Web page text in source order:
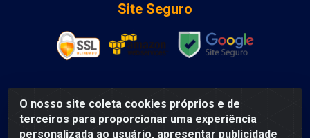
O nosso site coleta cookies próprios e de
terceiros para proporcionar uma experiência
personalizada ao usuário, apresentar publicidade
Site Seguro
DCA DISTRIBUIDORA DE COSMETICOS LTDA - AV DEPUTADO
LUIS EDUARDO MAGALHAES, Humildes, Feira de Santana/BA